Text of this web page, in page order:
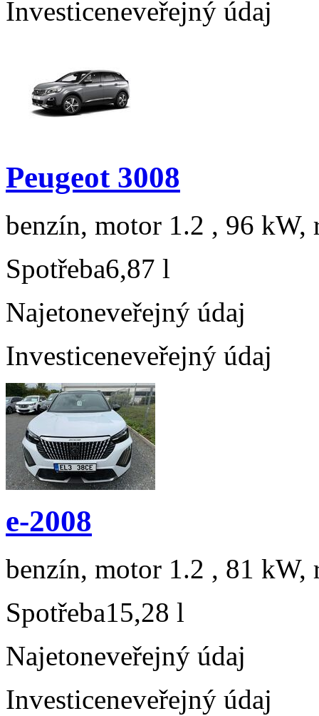
Investiceneveřejný údaj
Peugeot 3008
benzín, motor 1.2 , 96 kW,
Spotřeba6,87 l
Najetoneveřejný údaj
Investiceneveřejný údaj
e-2008
benzín, motor 1.2 , 81 kW,
Spotřeba15,28 l
Najetoneveřejný údaj
Investiceneveřejný údaj